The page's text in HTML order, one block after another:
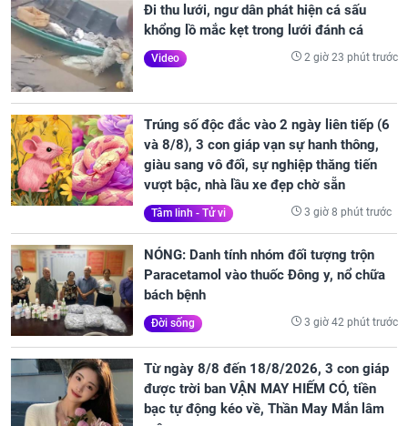
Đi thu lưới, ngư dân phát hiện cá sấu
khổng lồ mắc kẹt trong lưới đánh cá
Video 2 giờ 23 phút trước
Trúng số độc đắc vào 2 ngày liên tiếp (6
và 8/8), 3 con giáp vạn sự hanh thông,
giàu sang vô đối, sự nghiệp thăng tiến
vượt bậc, nhà lầu xe đẹp chờ sẵn
Tâm linh - Tử vi 3 giờ 8 phút trước
NÓNG: Danh tính nhóm đối tượng trộn
Paracetamol vào thuốc Đông y, nổ chữa
bách bệnh
Đời sống 3 giờ 42 phút trước
Từ ngày 8/8 đến 18/8/2026, 3 con giáp
được trời ban VẬN MAY HIẾM CÓ, tiền
bạc tự động kéo về, Thần May Mắn lâm